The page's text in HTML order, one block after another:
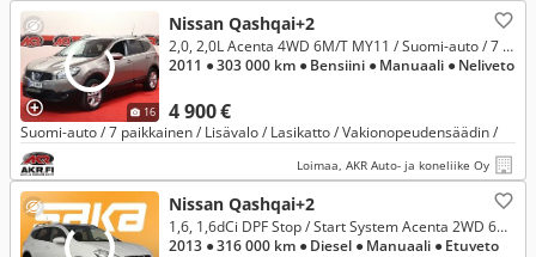
16
Nissan Qashqai+2
4 900 €
2,0, 2,0L Acenta 4WD 6M/T MY11 / Suomi-auto / 7 paikkainen / Lisävalo / Lasikatto / Vakionopeudensäädin /
2011 ● 303 000 km ● Bensiini ● Manuaali ● Neliveto
Suomi-auto / 7 paikkainen / Lisävalo / Lasikatto / Vakionopeudensäädin /
Loimaa, AKR Auto- ja koneliike Oy
Nissan Qashqai+2
1,6, 1,6dCi DPF Stop / Start System Acenta 2WD 6M/T Connect ** Suoomi-auto / Vakkari / P.Kamera / Lasikatto /
2013 ● 316 000 km ● Diesel ● Manuaali ● Etuveto